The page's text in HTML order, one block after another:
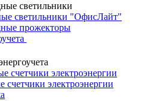
светильники
светильники "ОфисЛайт"
прожекторы
счетчики электроэнергии
счетчики электроэнергии